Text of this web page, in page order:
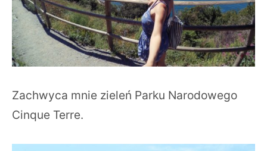
Zachwyca mnie zieleń Parku Narodowego
Cinque Terre.